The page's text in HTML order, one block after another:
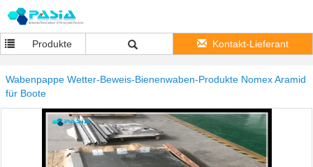
Produkte Kontakt-Lieferant
Wabenpappe Wetter-Beweis-Bienenwaben-Produkte Nomex Aramid
für Boote